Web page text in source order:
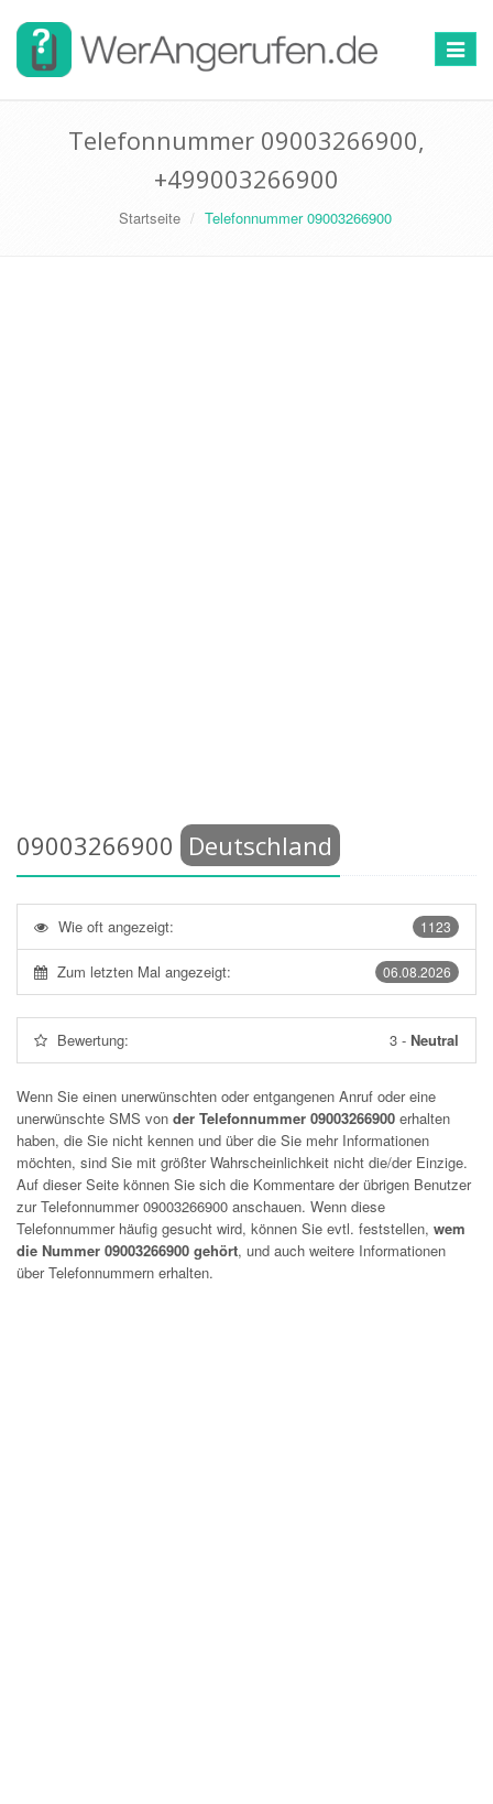
Toggle
Telefonnummer 09003266900,
+499003266900
Startseite Telefonnummer 09003266900
09003266900 Deutschland
1123
Wie oft angezeigt:
06.08.2026
Zum letzten Mal angezeigt:
Bewertung: 3 - Neutral
Wenn Sie einen unerwünschten oder entgangenen Anruf oder eine
unerwünschte SMS von der Telefonnummer 09003266900 erhalten
haben, die Sie nicht kennen und über die Sie mehr Informationen
möchten, sind Sie mit größter Wahrscheinlichkeit nicht die/der Einzige.
Auf dieser Seite können Sie sich die Kommentare der übrigen Benutzer
zur Telefonnummer09003266900 anschauen. Wenn diese
Telefonnummer häufig gesucht wird, können Sie evtl. feststellen, wem
die Nummer 09003266900 gehört, und auch weitere Informationen
über Telefonnummern erhalten.